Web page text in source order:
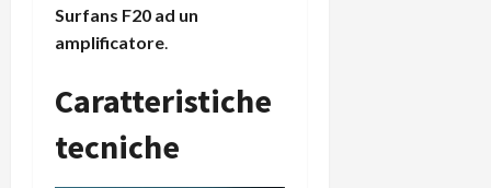
Surfans F20 ad un
amplificatore.
Caratteristiche
tecniche